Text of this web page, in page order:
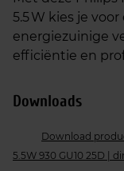
5.5 W kies je
energiezuinige
efficiëntie en
Downloads
Download
5.5W 930 GU10 25D |